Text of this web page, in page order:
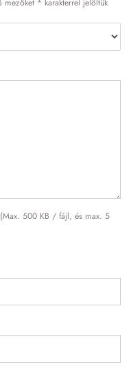
mezőket * karakterrel jelöltük
500 KB / fájl, és max. 5